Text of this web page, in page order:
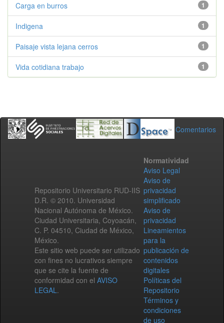
1
Carga en burros
1
Indigena
1
Paisaje vista lejana cerros
1
Vida cotidiana trabajo
Comentarios
Repositorio Universitario RUD-IIS
D.R. © 2010. Universidad
Nacional Autónoma de México.
Ciudad Universitaria, Coyoacán,
C. P. 04510, Ciudad de México,
México.
Este sitio web puede ser utilizado
con fines no lucrativos siempre
que se cite la fuente de
conformidad con el AVISO
LEGAL.
Normatividad
Aviso Legal
Aviso de
privacidad
simplificado
Aviso de
privacidad
Lineamientos
para la
publicación de
contenidos
digitales
Políticas del
Repositorio
Términos y
condiciones
de uso